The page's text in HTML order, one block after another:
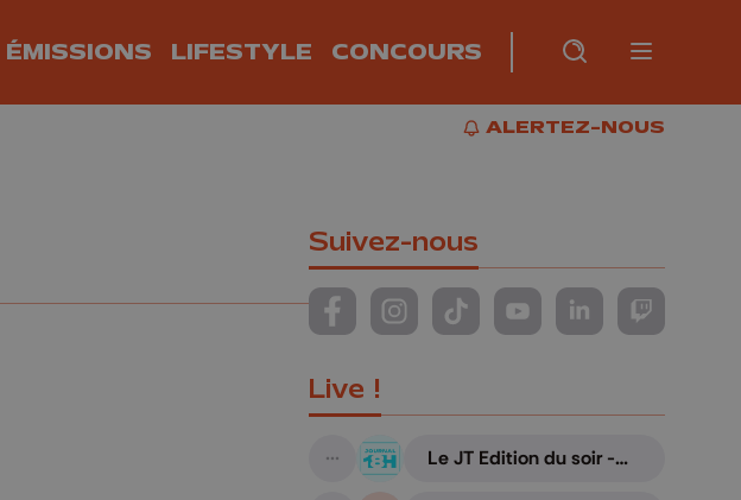
ÉMISSIONS LIFESTYLE CONCOURS Burger
RECHERCHE
PLUS
ALERTEZ-NOUS
ALERTEZ-NOUS
Suivez-nous
Suivez-nous sur FaceBook
Suivez-nous sur Instagram
Suivez-nous sur TikTok
Suivez-nous sur YouTube
Suivez-nous sur
Suivez-
Live !
A suivre
Le JT Edition du soir -